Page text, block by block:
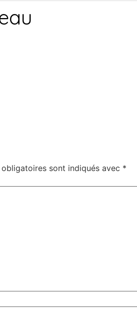
obligatoires sont indiqués avec *